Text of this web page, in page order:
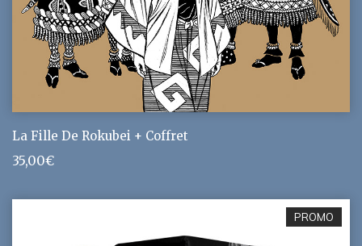
La Fille De Rokubei + Coffret
35,00€
PROMO